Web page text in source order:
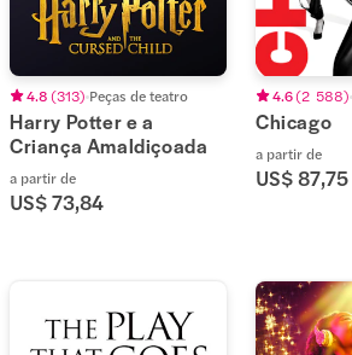
4.8(313) Peças de teatro
Harry Potter e a
Criança Amaldiçoada
a partir de
US$ 73,84
4.6(2 588)
Chicago
a partir de
US$ 87,75